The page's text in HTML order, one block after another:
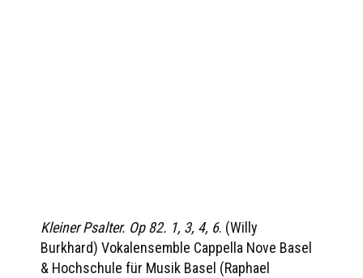
Kleiner Psalter. Op 82. 1, 3, 4, 6. (Willy
Burkhard) Vokalensemble Cappella Nove Basel
& Hochschule für Musik Basel (Raphael